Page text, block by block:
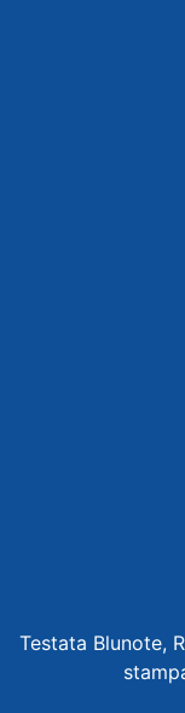
Testata Blunote,